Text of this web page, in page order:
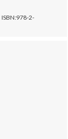
ISBN:978-2-